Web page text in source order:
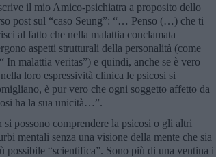
il mio Amico-psichiatra a proposito dello
post sul “caso Seung”: “… Penso (…) che ti
al fatto che nella malattia conclamata
aspetti strutturali della personalità (come
In malattia veritas”) e quindi, anche se è vero
loro espressività clinica le psicosi si
è pur vero che ogni soggetto affetto da
ha la sua unicità…”.
si possono comprendere la psicosi o gli altri
mentali senza una visione della mente che sia
possibile “scientifica”. Sono più di una ventina i